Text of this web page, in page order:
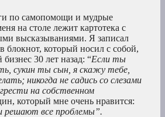
по самопомощи и мудрые
на столе лежит картотека с
высказываниями. Я записал
блокнот, который носил с собой,
бизнес 30 лет назад: “Если ты
сукин ты сын, я скажу тебе,
никогда не садись со слезами
на собственном
который мне очень нравится:
решают все проблемы”.